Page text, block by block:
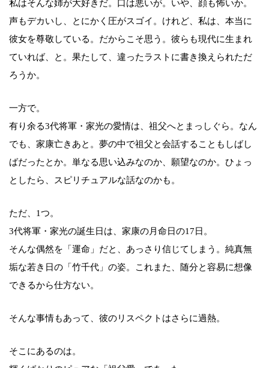
私はそんな姉が大好きだ。口は悪いが。いや、顔も怖いか。
声もデカいし、とにかく圧がスゴイ。けれど、私は、本当に
彼女を尊敬している。だからこそ思う。彼らも現代に生まれ
ていれば、と。果たして、違ったラストに書き換えられただ
ろうか。
一方で。
有り余る3代将軍・家光の愛情は、祖父へとまっしぐら。なん
でも、家康亡きあと。夢の中で祖父と会話することもしばし
ばだったとか。単なる思い込みなのか、願望なのか。ひょっ
としたら、スピリチュアルな話なのかも。
ただ、1つ。
3代将軍・家光の誕生日は、家康の月命日の17日。
そんな偶然を「運命」だと、あっさり信じてしまう。純真無
垢な若き日の「竹千代」の姿。これまた、随分と容易に想像
できるから仕方ない。
そんな事情もあって、彼のリスペクトはさらに過熱。
そこにあるのは。